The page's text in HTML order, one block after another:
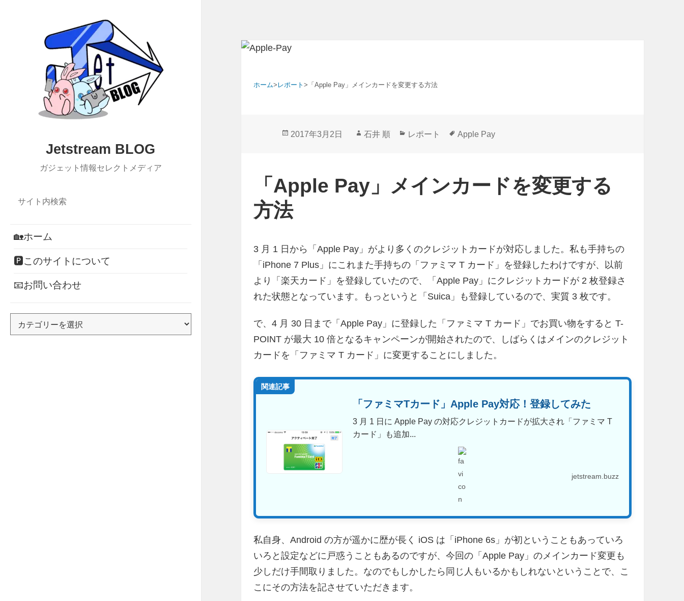
Jetstream BLOG
ガジェット情報セレクトメディア
🏡ホーム
🅿このサイトについて
📧お問い合わせ
ホーム> レポート> 「Apple Pay」メインカードを変更する方法
投
2017年3月2日
作
石井 順
カ
ー
レポート
タ
Apple Pay
「Apple Pay」メインカードを変更する
方法
3 月 1 日から「Apple Pay」がより多くのクレジットカードが対応しました。私も手持ちの
「iPhone 7 Plus」にこれまた手持ちの「ファミマ T カード」を登録したわけですが、以前
より「楽天カード」を登録していたので、「Apple Pay」にクレジットカードが 2 枚登録さ
れた状態となっています。もっというと「Suica」も登録しているので、実質 3 枚です。
で、4 月 30 日まで「Apple Pay」に登録した「ファミマ T カード」でお買い物をすると T-
POINT が最大 10 倍となるキャンペーンが開始されたので、しばらくはメインのクレジット
カードを「ファミマ T カード」に変更することにしました。
関連記事
「ファミマTカード」Apple Pay対応！登録してみた
3 月 1 日に Apple Pay の対応クレジットカードが拡大され「ファミマ T
カード」も追加...
jetstream.buzz
私自身、Android の方が遥かに歴が長く iOS は「iPhone 6s」が初ということもあっていろ
いろと設定などに戸惑うこともあるのですが、今回の「Apple Pay」のメインカード変更も
少しだけ手間取りました。なのでもしかしたら同じ人もいるかもしれないということで、こ
こにその方法を記させていただきます。